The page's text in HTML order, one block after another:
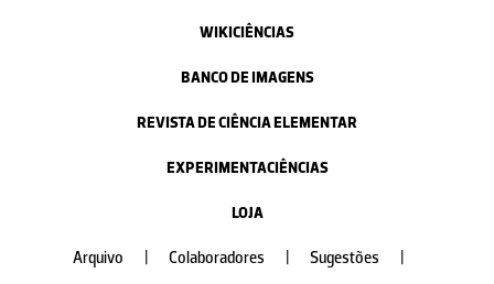
WIKICIÊNCIAS
BANCO DE IMAGENS
REVISTA DE CIÊNCIA ELEMENTAR
EXPERIMENTACIÊNCIAS
LOJA
Arquivo Colaboradores Sugestões